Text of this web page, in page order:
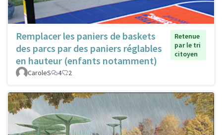
Remplacer les paniers de baskets
des parcs par des paniers réglables
en hauteur (enfants notamment)
Retenue
par le tri
citoyen
CaroleS 4 2